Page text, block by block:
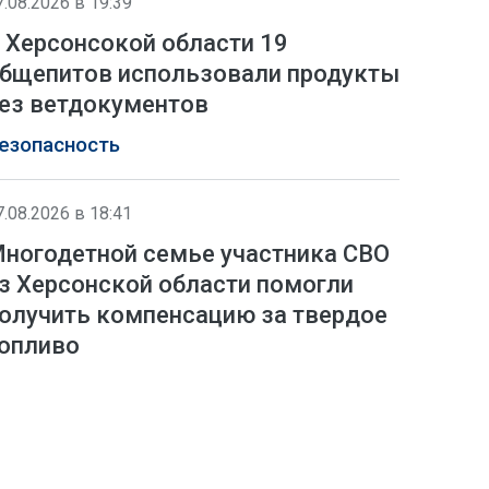
Херсонсокой области 19
использовали продукты
ветдокументов
в 18:41
семье участника СВО
Херсонской области помогли
компенсацию за твердое